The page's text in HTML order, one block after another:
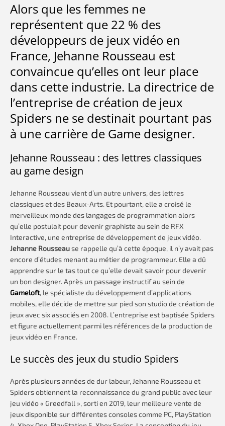
Alors que les femmes ne
représentent que 22 % des
développeurs de jeux vidéo en
France, Jehanne Rousseau est
convaincue qu’elles ont leur place
dans cette industrie. La directrice de
l’entreprise de création de jeux
Spiders ne se destinait pourtant pas
à une carrière de Game designer.
Jehanne Rousseau : des lettres classiques
au game design
Jehanne Rousseau vient d’un autre univers, des lettres
classiques et des Beaux-Arts. Et pourtant, elle a croisé le
merveilleux monde des langages de programmation alors
qu’elle postulait pour devenir graphiste au sein de RFX
Interactive, une entreprise de développement de jeux vidéo.
Jehanne Rousseause rappelle qu’à cette époque, il n’y avait pas
encore d’études menant au métier de programmeur. Elle a dû
apprendre sur le tas tout ce qu’elle devait savoir pour devenir
un bon designer. Après un passage instructif au sein de
Gameloft, le spécialiste du développement d’applications
mobiles, elle décide de mettre sur pied son studio de création de
jeux avec six associés en 2008. L’entreprise est baptisée Spiders
et figure actuellement parmi les références de la production de
jeux vidéo en France.
Le succès des jeux du studio Spiders
Après plusieurs années de dur labeur, Jehanne Rousseau et
Spiders obtiennent la reconnaissance du grand public avec leur
jeu vidéo « Greedfall », sorti en 2019, leur meilleure vente de
jeux disponible sur différentes consoles comme PC, PlayStation